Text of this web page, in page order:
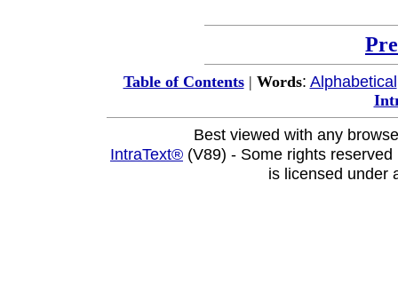
Table of Contents| Words: Alphabetical
Best viewed with any
IntraText® (V89) - Some rights
is licensed under